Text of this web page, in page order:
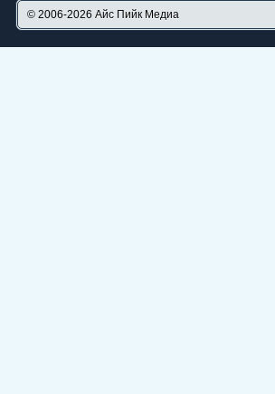
© 2006-2026 Айс Пийк Медиа